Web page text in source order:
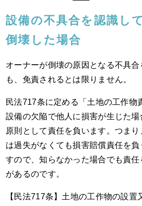
設備の不具合を認識し
倒壊した場合
オーナーが倒壊の原因となる不具
も、免責されるとは限りません。
民法717条に定める「土地の工作物
設備の欠陥で他人に損害が生じた
原則として責任を負います。つま
は過失がなくても損害賠償責任を
すので、知らなかった場合でも責
があるのです。
【民法717条】土地の工作物の設置